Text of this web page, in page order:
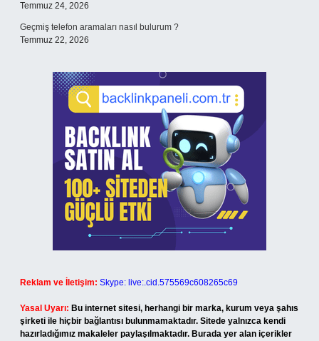
Temmuz 24, 2026
Geçmiş telefon aramaları nasıl bulurum ?
Temmuz 22, 2026
Reklam ve İletişim: Skype: live:.cid.575569c608265c69
Yasal Uyarı: Bu internet sitesi, herhangi bir marka, kurum veya şahıs
şirketi ile hiçbir bağlantısı bulunmamaktadır. Sitede yalnızca kendi
hazırladığımız makaleler paylaşılmaktadır. Burada yer alan içerikler